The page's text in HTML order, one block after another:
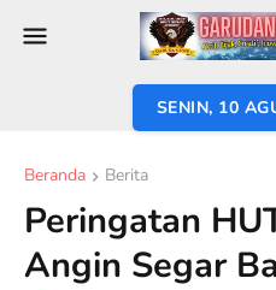
SENIN, 10
Beranda Berita
Peringatan
Angin Segar